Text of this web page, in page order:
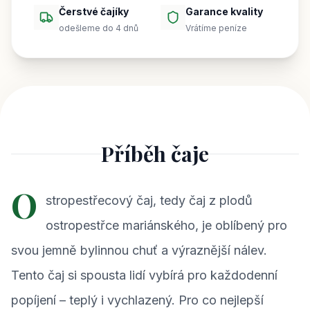
Čerstvé čajíky
odešleme do 4 dnů
Garance kvality
Vrátíme peníze
Příběh čaje
O
stropestřecový čaj, tedy čaj z plodů
ostropestřce mariánského, je oblíbený pro
svou jemně bylinnou chuť a výraznější nálev.
Tento čaj si spousta lidí vybírá pro každodenní
popíjení – teplý i vychlazený. Pro co nejlepší